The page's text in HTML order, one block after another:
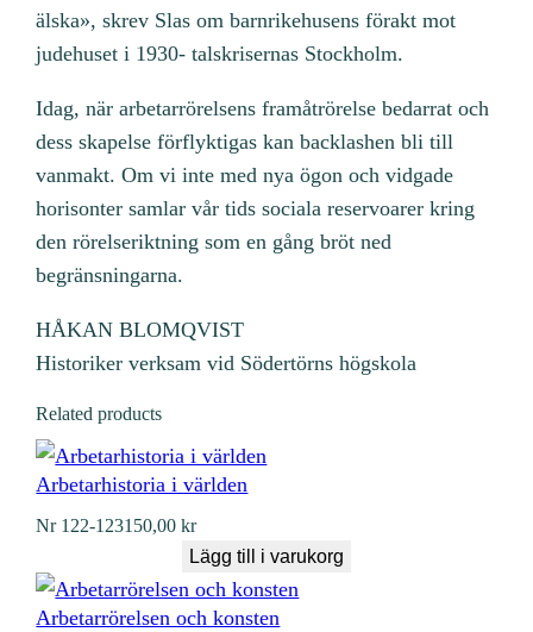
älska», skrev Slas om barnrikehusens förakt mot
judehuset i 1930- talskrisernas Stockholm.
Idag, när arbetarrörelsens framåtrörelse bedarrat och
dess skapelse förflyktigas kan backlashen bli till
vanmakt. Om vi inte med nya ögon och vidgade
horisonter samlar vår tids sociala reservoarer kring
den rörelseriktning som en gång bröt ned
begränsningarna.
HÅKAN BLOMQVIST
Historiker verksam vid Södertörns högskola
Related products
Arbetarhistoria i världen
Nr 122-123150,00kr
Lägg till i varukorg
Arbetarrörelsen och konsten